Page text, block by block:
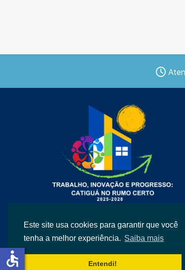
Este site usa cookies para garantir que você
tenha a melhor experiência. Saiba mais
Entendi!
accessible